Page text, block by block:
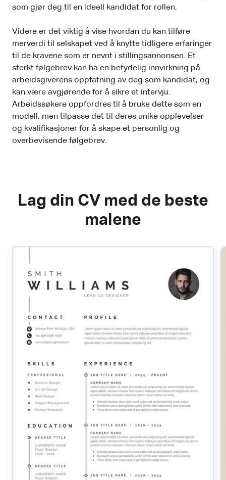
som gjør deg til en ideell kandidat for rollen.
Videre er det viktig å vise hvordan du kan tilføre
merverdi til selskapet ved å knytte tidligere erfaringer
til de kravene som er nevnt i stillingsannonsen. Et
sterkt følgebrev kan ha en betydelig innvirkning på
arbeidsgiverens oppfatning av deg som kandidat, og
kan være avgjørende for å sikre et intervju.
Arbeidssøkere oppfordres til å bruke dette som en
modell, men tilpasse det til deres unike opplevelser
og kvalifikasjoner for å skape et personlig og
overbevisende følgebrev.
Lag din CV med de beste
malene